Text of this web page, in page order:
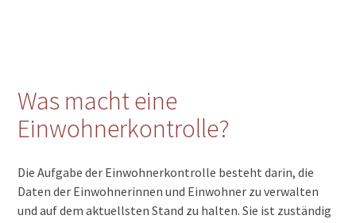
Was macht eine
Einwohnerkontrolle?
Die Aufgabe der Einwohnerkontrolle besteht darin, die
Daten der Einwohnerinnen und Einwohner zu verwalten
und auf dem aktuellsten Stand zu halten. Sie ist zuständig